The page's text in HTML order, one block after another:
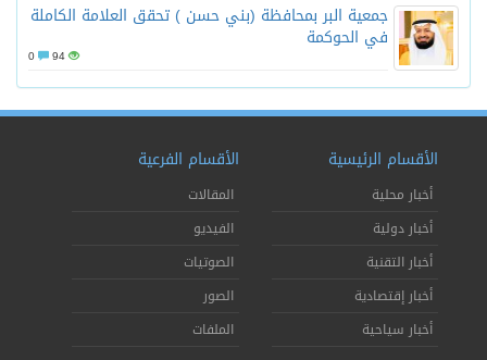
جمعية البر بمحافظة (بني حسن ) تحقق العلامة الكاملة
في الحوكمة
94
الأقسام الرئيسية
أخبار محلية
أخبار دولية
أخبار التقنية
أخبار إقتصادية
أخبار سياحية
الأقسام الفرعية
المقالات
الفيديو
الصوتيات
الصور
الملفات